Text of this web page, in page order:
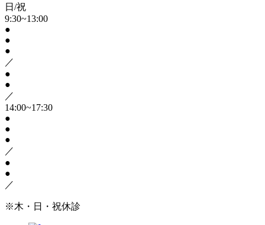
日/祝
9:30~13:00
●
●
●
／
●
●
／
14:00~17:30
●
●
●
／
●
●
／
※木・日・祝休診